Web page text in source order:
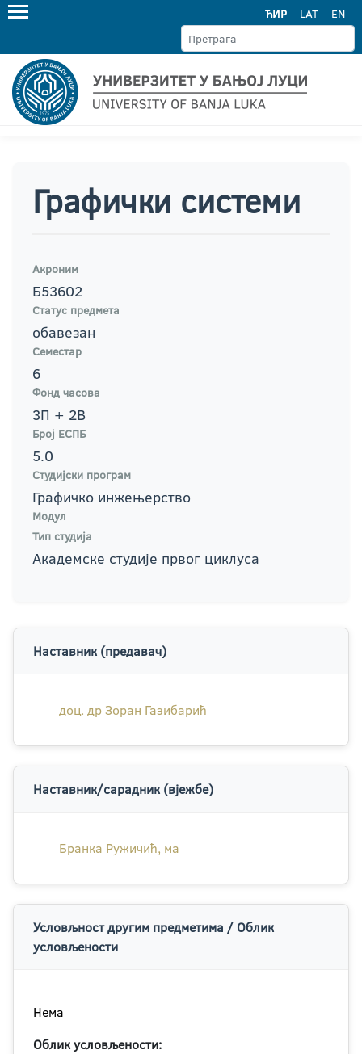
ЋИР LAT EN
Графички системи
Акроним
Б53602
Статус предмета
обавезан
Семестар
6
Фонд часова
3П + 2В
Број ЕСПБ
5.0
Студијски програм
Графичко инжењерство
Модул
Тип студија
Академске студије првог циклуса
Наставник (предавач)
доц. др Зоран Газибарић
Наставник/сарадник (вјежбе)
Бранка Ружичић, ма
Условљност другим предметима / Облик
условљености
Нема
Облик условљености: